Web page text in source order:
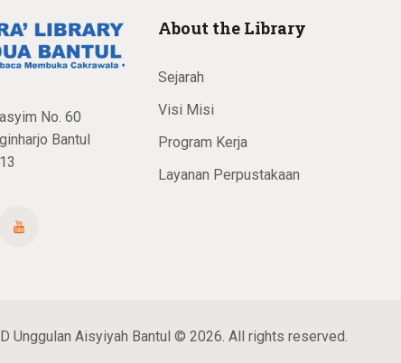
No. 60
Bantul
About the Library
Sejarah
Visi Misi
Program Kerja
Layanan Perpustakaan
Unggulan Aisyiyah Bantul © 2026. All rights reserved.